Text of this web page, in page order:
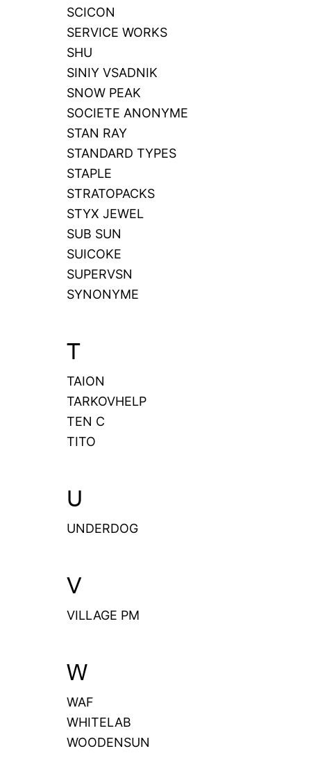
SCICON
SERVICE WORKS
SHU
SINIY VSADNIK
SNOW PEAK
SOCIETE ANONYME
STAN RAY
STANDARD TYPES
STAPLE
STRATOPACKS
STYX JEWEL
SUB SUN
SUICOKE
SUPERVSN
SYNONYME
T
TAION
TARKOVHELP
TEN C
TITO
U
UNDERDOG
V
VILLAGE PM
W
WAF
WHITELAB
WOODENSUN